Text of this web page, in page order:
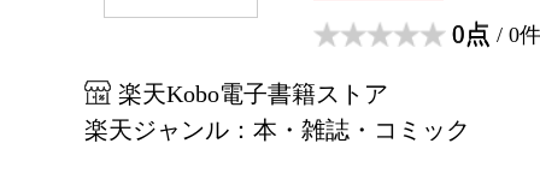
0点 / 0件
楽天Kobo電子書籍ストア
楽天ジャンル：本・雑誌・コミック